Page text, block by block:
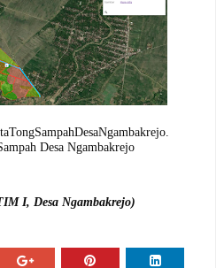
Desa Ngambakrejo
I, Desa Ngambakrejo)